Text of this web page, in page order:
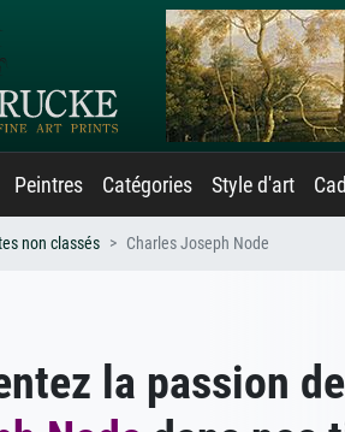
Peintres Catégories Style d'art
non classés Charles Joseph Node
la passion de